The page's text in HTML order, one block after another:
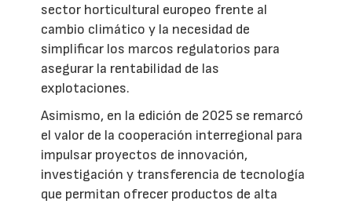
sector horticultural europeo frente al
cambio climático y la necesidad de
simplificar los marcos regulatorios para
asegurar la rentabilidad de las
explotaciones.
Asimismo, en la edición de 2025 se remarcó
el valor de la cooperación interregional para
impulsar proyectos de innovación,
investigación y transferencia de tecnología
que permitan ofrecer productos de alta